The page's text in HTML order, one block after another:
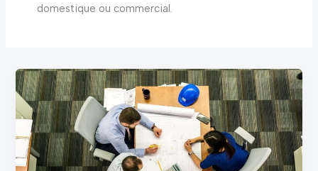
domestique ou commercial.
Guide
officiel
#1
de
nettoyage
commercial